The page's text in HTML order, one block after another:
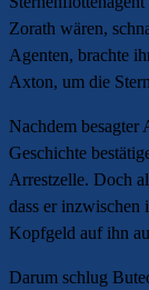
Zorath wären,
Agenten, brachte
Axton, um die
Nachdem besagter
Geschichte
Arrestzelle. Doch
dass er inzwischen
Kopfgeld auf ihn
Darum schlug